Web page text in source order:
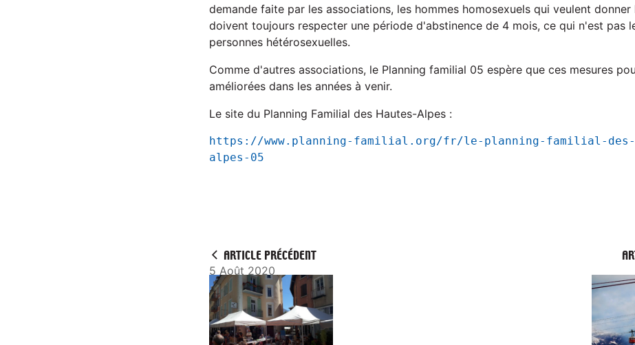
y
demande faite par les associations, les hommes homosexuels qui veulent donner
doivent toujours respecter une période d'abstinence de 4 mois, ce qui n'est pas
personnes hétérosexuelles.
Comme d'autres associations, le Planning familial 05 espère que ces mesures
améliorées dans les années à venir.
Le site du Planning Familial des Hautes-Alpes :
https://www.planning-familial.org/fr/le-planning-familial-des-
alpes-05
ARTICLE PRÉCÉDENT
5 Août 2020